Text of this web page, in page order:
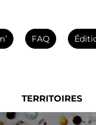
FAQ
TERRITOIRES